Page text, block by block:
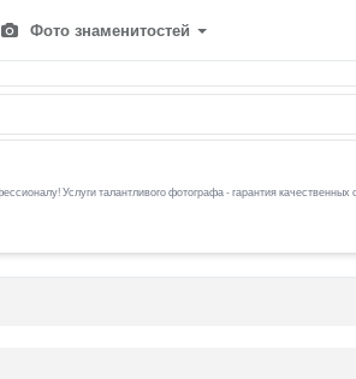
Фото знаменитостей
Услуги талантливого фотографа - гарантия качественных